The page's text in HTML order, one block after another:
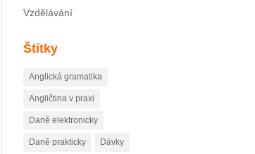
Vzdělávání
Štítky
Anglická gramatika
Angličtina v praxi
Daně elektronicky
Daně prakticky Dávky